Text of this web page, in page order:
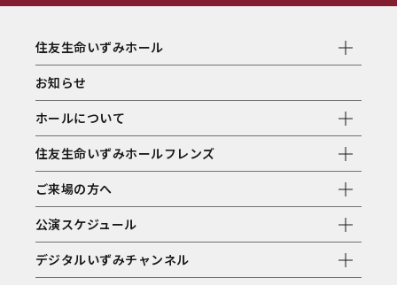
住友生命いずみホール
お知らせ
ホールについて
住友生命いずみホールフレンズ
ご来場の方へ
公演スケジュール
デジタルいずみチャンネル